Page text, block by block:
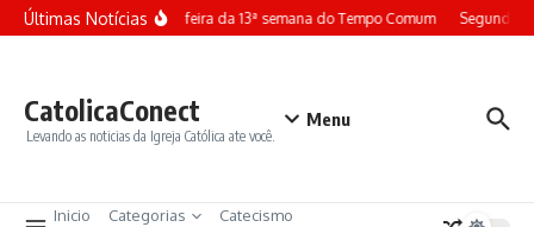
Ir para o conteúdo
Últimas NotíciasTerça-feira da 13ª semana do Tempo Comum Segunda-
CatolicaConect
Levando as noticias da Igreja Católica ate você.
Menu
Inicio Categorias
Catecismo